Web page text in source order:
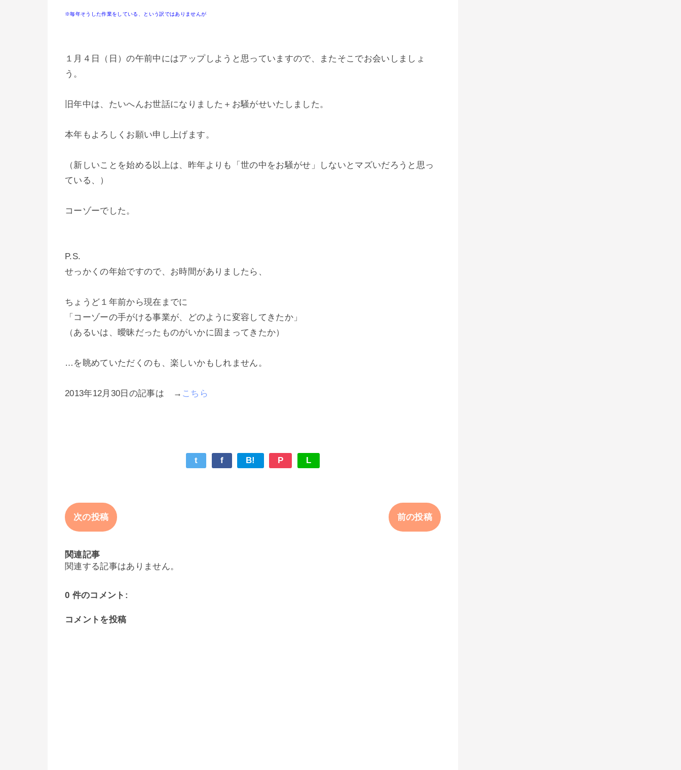
※毎年そうした作業をしている、という訳ではありませんが
１月４日（日）の午前中にはアップしようと思っていますので、またそこでお会いしましょ
う。
旧年中は、たいへんお世話になりました＋お騒がせいたしました。
本年もよろしくお願い申し上げます。
（新しいことを始める以上は、昨年よりも「世の中をお騒がせ」しないとマズいだろうと思っ
ている、）
コーゾーでした。
P.S.
せっかくの年始ですので、お時間がありましたら、
ちょうど１年前から現在までに
「コーゾーの手がける事業が、どのように変容してきたか」
（あるいは、曖昧だったものがいかに固まってきたか）
…を眺めていただくのも、楽しいかもしれません。
2013年12月30日の記事は → こちら
t f B! P L
次の投稿 前の投稿
関連記事
関連する記事はありません。
0 件のコメント:
コメントを投稿